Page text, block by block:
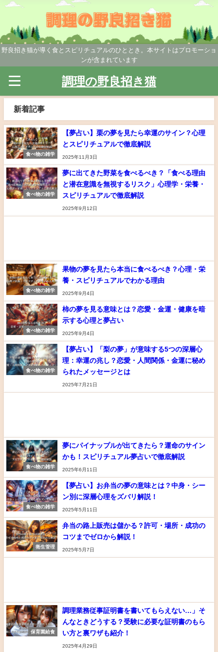
野良招き猫が導く食とスピリチュアルのひととき。本サイトはプロモーショ
ンが含まれています
調理の野良招き猫
新着記事
食べ物の雑学
【夢占い】栗の夢を見たら幸運のサイン？心理
とスピリチュアルで徹底解説
2025年11月3日
食べ物の雑学
夢に出てきた野菜を食べるべき？「食べる理由
と潜在意識を無視するリスク」心理学・栄養・
スピリチュアルで徹底解説
2025年9月12日
食べ物の雑学
果物の夢を見たら本当に食べるべき？心理・栄
養・スピリチュアルでわかる理由
2025年9月4日
食べ物の雑学
柿の夢を見る意味とは？恋愛・金運・健康を暗
示する心理と夢占い
2025年9月4日
食べ物の雑学
【夢占い】「梨の夢」が意味する5つの深層心
理：幸運の兆し？恋愛・人間関係・金運に秘め
られたメッセージとは
2025年7月21日
食べ物の雑学
夢にパイナップルが出てきたら？運命のサイン
かも！スピリチュアル夢占いで徹底解説
2025年6月11日
食べ物の雑学
【夢占い】お弁当の夢の意味とは？中身・シー
ン別に深層心理をズバリ解説！
2025年5月11日
衛生管理
弁当の路上販売は儲かる？許可・場所・成功の
コツまでゼロから解説！
2025年5月7日
保育園給食
調理業務従事証明書を書いてもらえない…」そ
んなときどうする？受験に必要な証明書のもら
い方と裏ワザも紹介！
2025年4月29日